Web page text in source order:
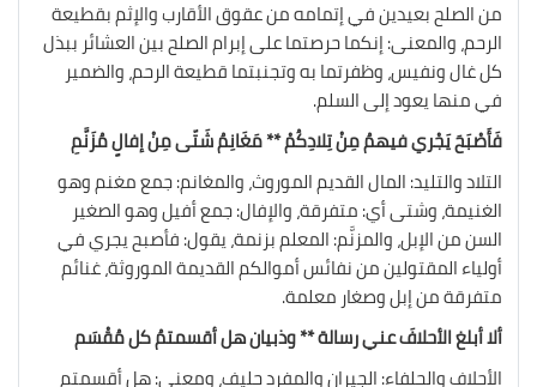
من الصلح بعيدين في إتمامه من عقوق الأقارب والإثم بقطيعة
الرحم، والمعنى: إنكما حرصتما على إبرام الصلح بين العشائر ببذل
كل غال ونفيس، وظفرتما به وتجنبتما قطيعة الرحم، والضمير
في منها يعود إلى السلم.
فَأَصْبَحَ يَجْري فيهمُ مِنْ تِلادِكُمْ ** مَغَانِمُ شَتّى مِنْ إفالٍ مُزَنَّمِ
التلاد والتليد: المال القديم الموروث، والمغانم: جمع مغنم وهو
الغنيمة، وشتى أي: متفرقة، والإفال: جمع أفيل وهو الصغير
السن من الإبل، والمزنَّم: المعلم بزنمة، يقول: فأصبح يجري في
أولياء المقتولين من نفائس أموالكم القديمة الموروثة، غنائم
متفرقة من إبل وصغار معلمة.
ألا أبلغ الأحلافَ عني رسالة ** وذبيان هل أقسمتمُ كل مُقْسَم
الأحلاف والحلفاء: الجيران والمفرد حليف، ومعنى: هل أقسمتم